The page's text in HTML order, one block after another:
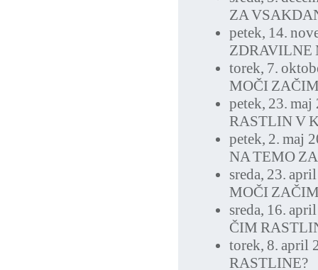
ZA
petek, 14.
ZDRAVILNE
torek, 7.
MOČI
petek, 23.
RASTLIN V
petek, 2. maj
NA TEMO
sreda, 23.
MOČI
sreda, 16.
ČIM
torek, 8. april
RASTLINE?